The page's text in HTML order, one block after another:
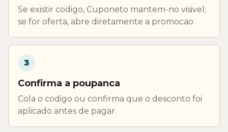
Se existir codigo, Cuponeto mantem-no visivel;
se for oferta, abre diretamente a promocao.
3
Confirma a poupanca
Cola o codigo ou confirma que o desconto foi
aplicado antes de pagar.